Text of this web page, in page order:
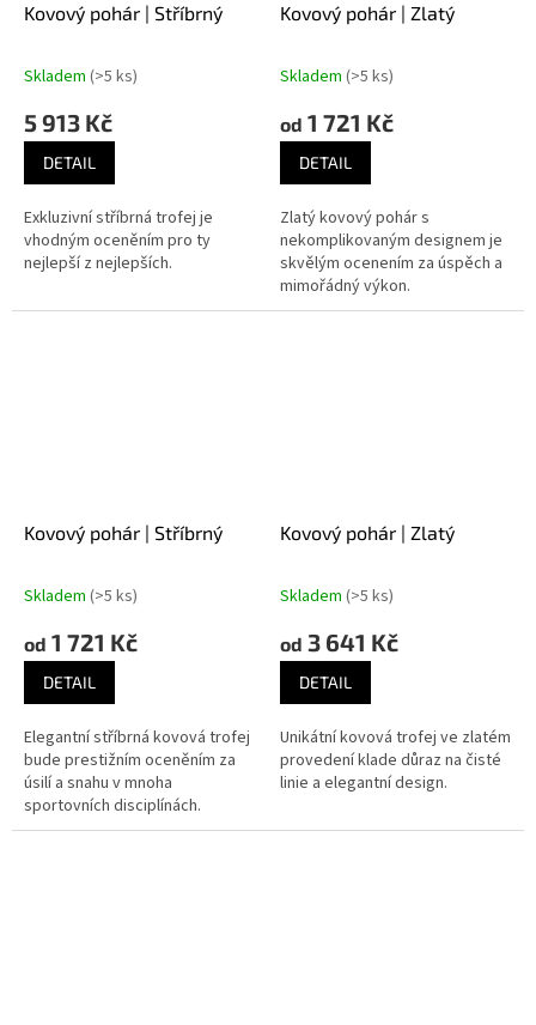
Kovový pohár | Stříbrný
Skladem (>5 ks)
5 913 Kč
DETAIL
Exkluzivní stříbrná trofej je
vhodným oceněním pro ty
nejlepší z nejlepších.
Kovový pohár | Zlatý
Skladem (>5 ks)
od 1 721 Kč
DETAIL
Zlatý kovový pohár s
nekomplikovaným designem je
skvělým ocenením za úspěch a
mimořádný výkon.
Kovový pohár | Stříbrný
Skladem (>5 ks)
od 1 721 Kč
DETAIL
Elegantní stříbrná kovová trofej
bude prestižním oceněním za
úsilí a snahu v mnoha
sportovních disciplínách.
Kovový pohár | Zlatý
Skladem (>5 ks)
od 3 641 Kč
DETAIL
Unikátní kovová trofej ve zlatém
provedení klade důraz na čisté
linie a elegantní design.